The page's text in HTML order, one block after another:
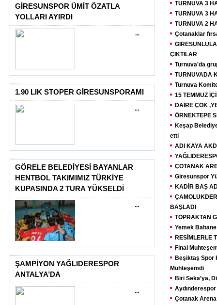
GİRESUNSPOR ÜMİT ÖZATLA
YOLLARI AYIRDI
...
1.90 LIK STOPER GİRESUNSPORAMI
...
GÖRELE BELEDİYESİ BAYANLAR
HENTBOL TAKIMIMIZ TÜRKİYE
KUPASINDA 2 TURA YÜKSELDİ
...
ŞAMPİYON YAĞLIDERESPOR
ANTALYA’DA
...
TURNUVA 3
TURNUVA 3
TURNUVA 2
Çotanaklar
ÇIKTILAR
Turnuva'da
TURNUVADA
Turnuva
15 TEMMUZ
DAİRE ÇOK
ÖRNEKTEPE
Keşap
etti
ADI KAYA
ÇOTANAK
Giresunspor
KADİR BAŞ
BAŞLADI
TOPRAKTAN
Yemek
RESİMLERLE
Final
Beşiktaş Spor
Muhteşemdi
Biri Seka’ya,
Çotanak